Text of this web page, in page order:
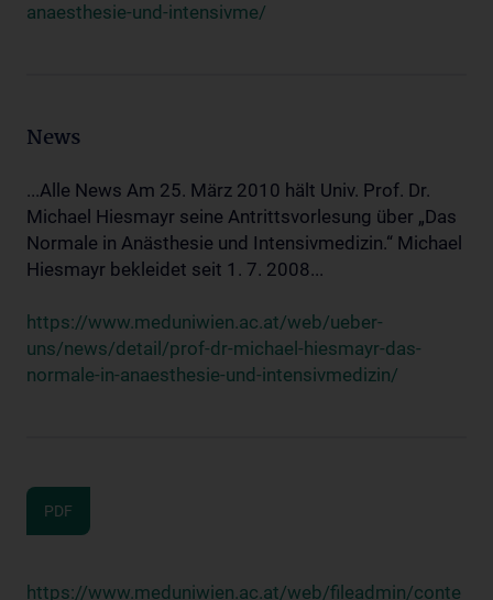
anaesthesie-und-intensivme/
News
...Alle News Am 25. März 2010 hält Univ. Prof. Dr.
Michael Hiesmayr seine Antrittsvorlesung über „Das
Normale in Anästhesie und Intensivmedizin.“ Michael
Hiesmayr bekleidet seit 1. 7. 2008...
https://www.meduniwien.ac.at/web/ueber-
uns/news/detail/prof-dr-michael-hiesmayr-das-
normale-in-anaesthesie-und-intensivmedizin/
PDF
https://www.meduniwien.ac.at/web/fileadmin/conte